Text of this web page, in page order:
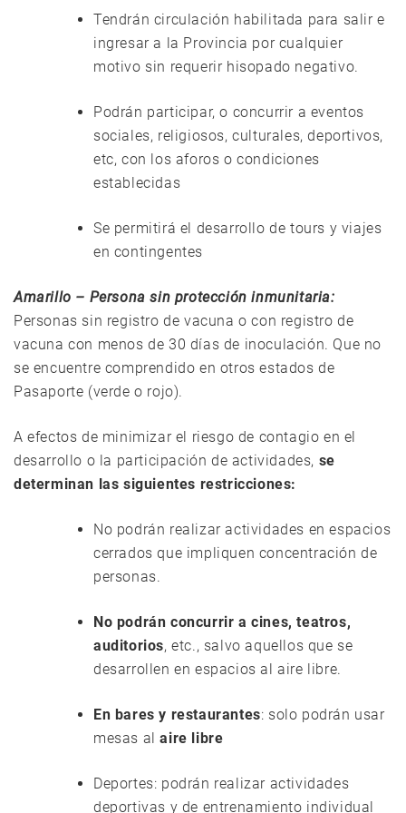
Tendrán circulación habilitada para salir e
ingresar a la Provincia por cualquier
motivo sin requerir hisopado negativo.
Podrán participar, o concurrir a eventos
sociales, religiosos, culturales, deportivos,
etc, con los aforos o condiciones
establecidas
Se permitirá el desarrollo de tours y viajes
en contingentes
Amarillo – Persona sin protección inmunitaria:
Personas sin registro de vacuna o con registro de
vacuna con menos de 30 días de inoculación. Que no
se encuentre comprendido en otros estados de
Pasaporte (verde o rojo).
A efectos de minimizar el riesgo de contagio en el
desarrollo o la participación de actividades, se
determinan las siguientes restricciones:
No podrán realizar actividades en espacios
cerrados que impliquen concentración de
personas.
No podrán concurrir a cines, teatros,
auditorios, etc., salvo aquellos que se
desarrollen en espacios al aire libre.
En bares y restaurantes: solo podrán usar
mesas alaire libre
Deportes: podrán realizar actividades
deportivas y de entrenamiento individual